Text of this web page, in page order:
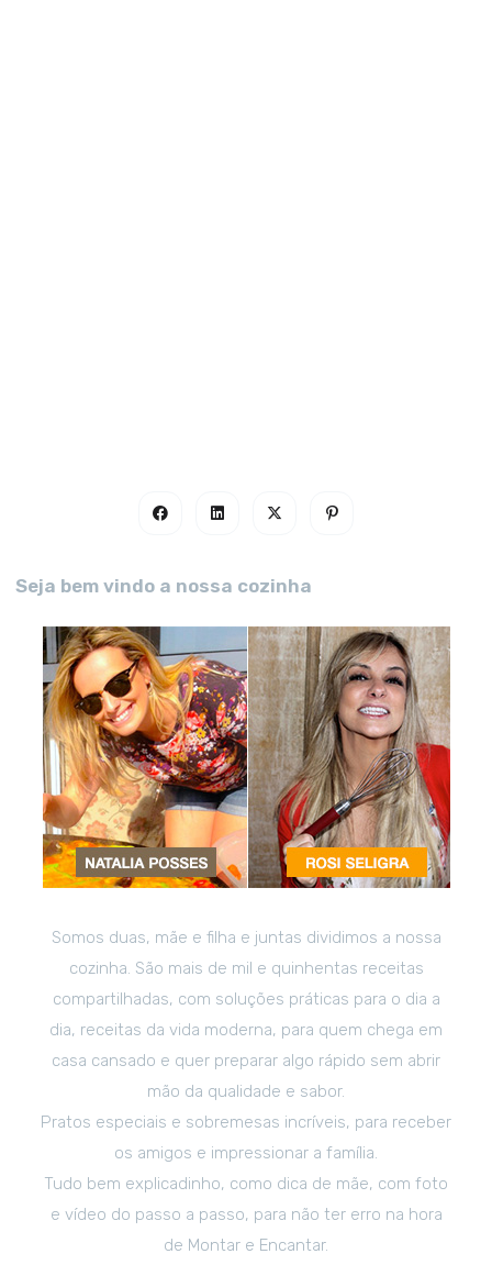
Seja bem vindo a nossa cozinha
Somos duas, mãe e filha e juntas dividimos a nossa
cozinha. São mais de mil e quinhentas receitas
compartilhadas, com soluções práticas para o dia a
dia, receitas da vida moderna, para quem chega em
casa cansado e quer preparar algo rápido sem abrir
mão da qualidade e sabor.
Pratos especiais e sobremesas incríveis, para receber
os amigos e impressionar a família.
Tudo bem explicadinho, como dica de mãe, com foto
e vídeo do passo a passo, para não ter erro na hora
de Montar e Encantar.